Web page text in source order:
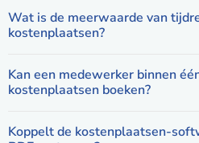
Wat is de meerwaarde van
kostenplaatsen?
Kan een medewerker binnen
kostenplaatsen boeken?
Koppelt de kostenplaatsen-